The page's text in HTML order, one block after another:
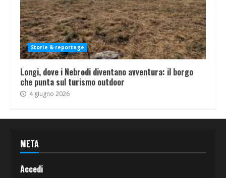
Storie & reportage
Longi, dove i Nebrodi diventano avventura: il borgo
che punta sul turismo outdoor
4 giugno 2026
META
Accedi